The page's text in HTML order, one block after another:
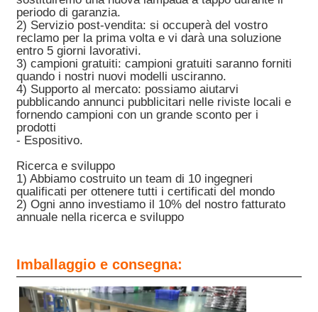
periodo di garanzia.
2) Servizio post-vendita: si occuperà del vostro
reclamo per la prima volta e vi darà una soluzione
entro 5 giorni lavorativi.
3) campioni gratuiti: campioni gratuiti saranno forniti
quando i nostri nuovi modelli usciranno.
4) Supporto al mercato: possiamo aiutarvi
pubblicando annunci pubblicitari nelle riviste locali e
fornendo campioni con un grande sconto per i
prodotti
- Espositivo.
Ricerca e sviluppo
1) Abbiamo costruito un team di 10 ingegneri
qualificati per ottenere tutti i certificati del mondo
2) Ogni anno investiamo il 10% del nostro fatturato
annuale nella ricerca e sviluppo
Imballaggio e consegna: